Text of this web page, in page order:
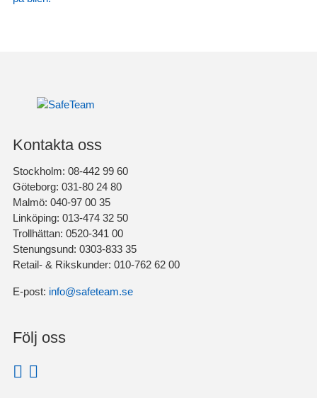
Kontakta oss
Stockholm: 08-442 99 60
Göteborg: 031-80 24 80
Malmö: 040-97 00 35
Linköping: 013-474 32 50
Trollhättan: 0520-341 00
Stenungsund: 0303-833 35
Retail- & Rikskunder: 010-762 62 00
E-post: info@safeteam.se
Följ oss